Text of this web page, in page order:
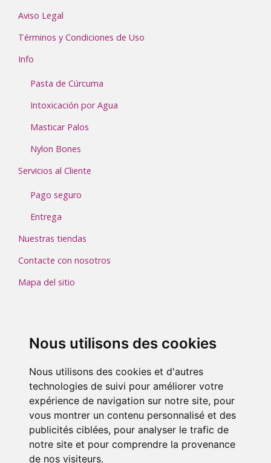
Nous utilisons des cookies
Nous utilisons des cookies et d'autres
technologies de suivi pour améliorer votre
expérience de navigation sur notre site, pour
vous montrer un contenu personnalisé et des
publicités ciblées, pour analyser le trafic de
notre site et pour comprendre la provenance
de nos visiteurs.
Aviso Legal
Términos y Condiciones de Uso
Info
Pasta de Cúrcuma
Intoxicación por Agua
Masticar Palos
Nylon Bones
Servicios al Cliente
Pago seguro
Entrega
Nuestras tiendas
Contacte con nosotros
Mapa del sitio
PRODUCTOS
NUESTRA EMPRESA
SU CUENTA
STORE INFORMATION